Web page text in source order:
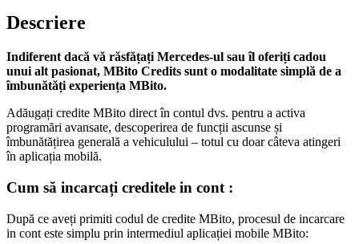
Descriere
Indiferent dacă vă răsfățați Mercedes-ul sau îl oferiți cadou
unui alt pasionat, MBito Credits sunt o modalitate simplă de a
îmbunătăți experiența MBito.
Adăugați credite MBito direct în contul dvs. pentru a activa
programări avansate, descoperirea de funcții ascunse și
îmbunătățirea generală a vehiculului – totul cu doar câteva atingeri
în aplicația mobilă.
Cum să incarcați creditele in cont :
După ce aveți primiti codul de credite MBito, procesul de incarcare
in cont este simplu prin intermediul aplicației mobile MBito: